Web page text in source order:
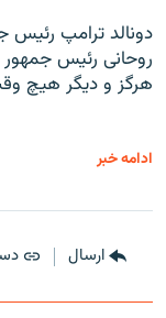
دونالد ترامپ رئیس
روحانی رئیس جمهور
هرگز و دیگر هیچ
ادامه خبر
ارسال